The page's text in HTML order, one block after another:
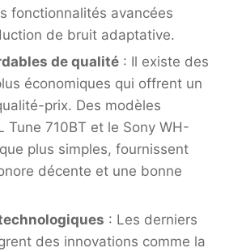
fonctionnalités avancées
de bruit adaptative.
de qualité: Il existe des
économiques qui offrent un
prix. Des modèles
Tune 710BT et le Sony WH-
plus simples, fournissent
décente et une bonne
: Les derniers
des innovations comme la